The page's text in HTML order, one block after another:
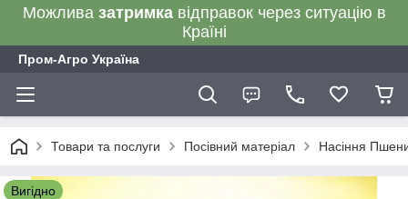
Можлива затримкавідправок через ситуацію в
Країні
Пром-Агро Україна
Товари та послуги Посівний матеріал Насіння
Вигідно